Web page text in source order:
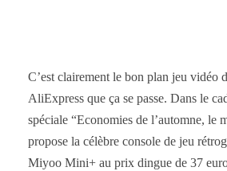
C’est clairement le bon plan jeu vidéo
AliExpress que ça se passe. Dans le
spéciale “Economies de l’automne, le
propose la célèbre console de jeu
Miyoo Mini+ au prix dingue de 37